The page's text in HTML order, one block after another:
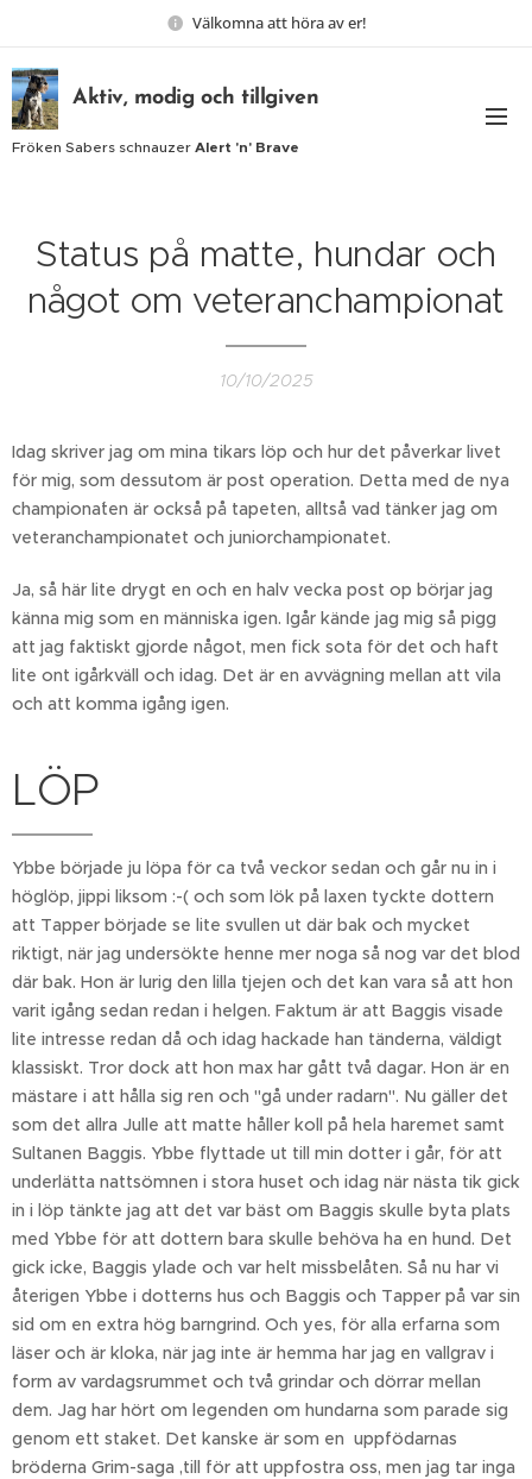
Välkomna att höra av er!
Aktiv, modig och tillgiven
Fröken Sabers schnauzer Alert 'n' Brave
Status på matte, hundar och
något om veteranchampionat
10/10/2025
Idag skriver jag om mina tikars löp och hur det påverkar livet
för mig, som dessutom är post operation. Detta med de nya
championa´ten är också på tapeten, alltså vad tänker jag om
veteranchampionatet och juniorchampionatet.
Ja, så här lite drygt en och en halv vecka post op börjar jag
känna mig som en människa igen. Igår kände jag mig så pigg
att jag faktiskt gjorde något, men fick sota för det och haft
lite ont igårkväll och idag. Det är en avvägning mellan att vila
och att komma igång igen.
LÖP
Ybbe började ju löpa för ca två veckor sedan och går nu in i
höglöp, jippi liksom :-( och som lök på laxen tyckte dottern
att Tapper började se lite svullen ut där bak och mycket
riktigt, när jag undersökte henne mer noga så nog var det blod
där bak. Hon är lurig den lilla tjejen och det kan vara så att hon
varit igång sedan redan i helgen. Faktum är att Baggis visade
lite intresse redan då och idag hackade han tänderna, väldigt
klassiskt. Tror dock att hon max har gått två dagar. Hon är en
mästare i att hålla sig ren och "gå under radarn". Nu gäller det
som det allra Julle att matte håller koll på hela haremet samt
Sultanen Baggis. Ybbe flyttade ut till min dotter i går, för att
underlätta nattsömnen i stora huset och idag när nästa tik gick
in i löp tänkte jag att det var bäst om Baggis skulle byta plats
med Ybbe för att dottern bara skulle behöva ha en hund. Det
gick icke, Baggis ylade och var helt missbelåten. Så nu har vi
återigen Ybbe i dotterns hus och Baggis och Tapper på var sin
sid om en extra hög barngrind. Och yes, för alla erfarna som
läser och är kloka, när jag inte är hemma har jag en vallgrav i
form av vardagsrummet och två grindar och dörrar mellan
dem. Jag har hört om legenden om hundarna som parade sig
genom ett staket. Det kanske är som en uppfödarnas
bröderna Grim-saga ,till för att uppfostra oss, men jag tar inga